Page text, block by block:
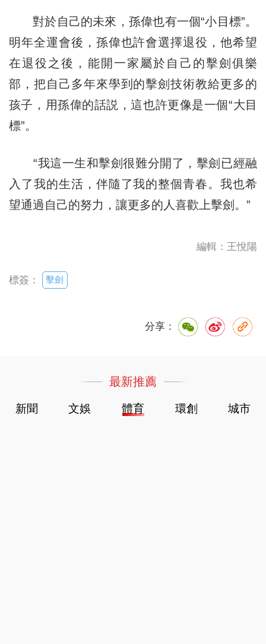
對於自己的未來，孫偉也有一個“小目標”。
明年全運會後，孫偉也許會選擇退役，他希望
在退役之後，能開一家屬於自己的擊劍俱樂
部，把自己多年來學到的擊劍技術教給更多的
孩子，用孫偉的話説，這也許更像是一個“大目
標”。
“我這一生和擊劍很難分開了，擊劍已經融
入了我的生活，伴隨了我的整個青春。我也希
望通過自己的努力，讓更多的人喜歡上擊劍。”
編輯：王悅陽
標簽： 擊劍
分享：
最新推薦
新聞 文娛 體育 環創 城市